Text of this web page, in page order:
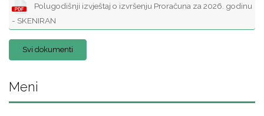
Polugodišnji izvještaj o izvršenju Proračuna za 2026. godinu
- SKENIRAN
Svi dokumenti
Meni